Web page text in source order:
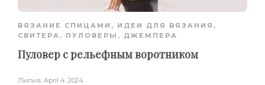
ВЯЗАНИЕ СПИЦАМИ , ИДЕИ ДЛЯ ВЯЗАНИЯ ,
СВИТЕРА, ПУЛОВЕРЫ, ДЖЕМПЕРА
Пуловер с рельефным воротником
Лилия April 4, 2024